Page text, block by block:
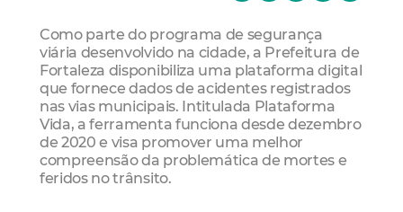
Como parte do programa de segurança
viária desenvolvido na cidade, a Prefeitura de
Fortaleza disponibiliza uma plataforma digital
que fornece dados de acidentes registrados
nas vias municipais. Intitulada Plataforma
Vida, a ferramenta funciona desde dezembro
de 2020 e visa promover uma melhor
compreensão da problemática de mortes e
feridos no trânsito.